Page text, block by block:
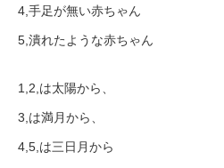
4,手足が無い赤ちゃん
5,潰れたような赤ちゃん
1,2,は太陽から、
3,は満月から、
4,5,は三日月から